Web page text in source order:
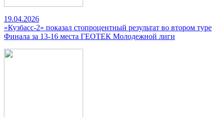
19.04.2026
«Кузбасс-2» показал стопроцентный результат во втором туре
Финала за 13-16 места ГЕОТЕК Молодежной лиги